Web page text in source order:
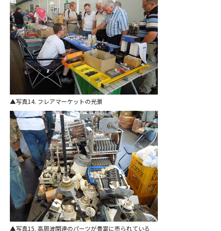
写真14. フレアマーケットの光景
写真15. 高周波関連のパーツが豊富に売られている